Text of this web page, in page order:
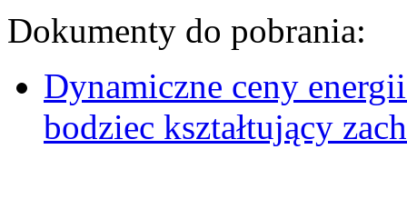
Dokumenty do pobrania:
Dynamiczne ceny
bodziec kształtujący